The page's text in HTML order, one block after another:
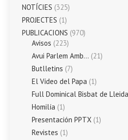
NOTÍCIES (325)
PROJECTES (1)
PUBLICACIONS (970)
Avisos (223)
Avui Parlem Amb… (21)
Butlletins (7)
El Vídeo del Papa (1)
Full Dominical Bisbat de Lleida
Homilía (1)
Presentación PPTX (1)
Revistes (1)